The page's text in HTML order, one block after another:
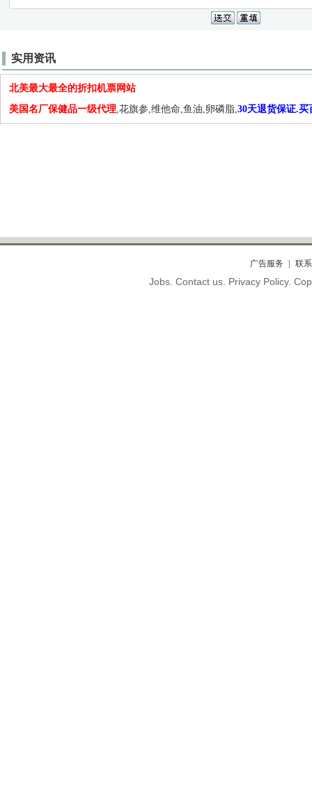
实用资讯
北美最大最全的折扣机票网站
美国名厂保健品一级代理,花旗参,维他命,鱼油,卵磷脂,30天退货保证.买
广告服务 联
Jobs. Contact us. Privacy Policy.